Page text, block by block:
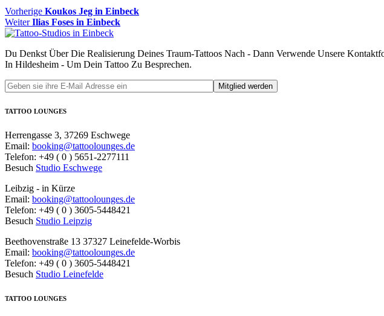
Beitragsnavigation
Vorherige Vorheriger
Beitrag
Koukos Jeg in Einbeck
Weiter Nächster
Beitrag:
Ilias Foses in Einbeck
Du Denkst Über Die Realisierung Deines Traum-Tattoos Nach - Dann Verwende Unsere
In Hildesheim - Um Dein Tattoo Zu Besprechen.
TATTOO LOUNGES
Herrengasse 3, 37269 Eschwege
Email: booking@tattoolounges.de
Telefon: +49 ( 0 ) 5651-2277111
Besuch Studio Eschwege
Leibzig - in Kürze
Email: booking@tattoolounges.de
Telefon: +49 ( 0 ) 3605-5448421
Besuch Studio Leipzig
Beethovenstraße 13 37327 Leinefelde-Worbis
Email: booking@tattoolounges.de
Telefon: +49 ( 0 ) 3605-5448421
Besuch Studio Leinefelde
TATTOO LOUNGES